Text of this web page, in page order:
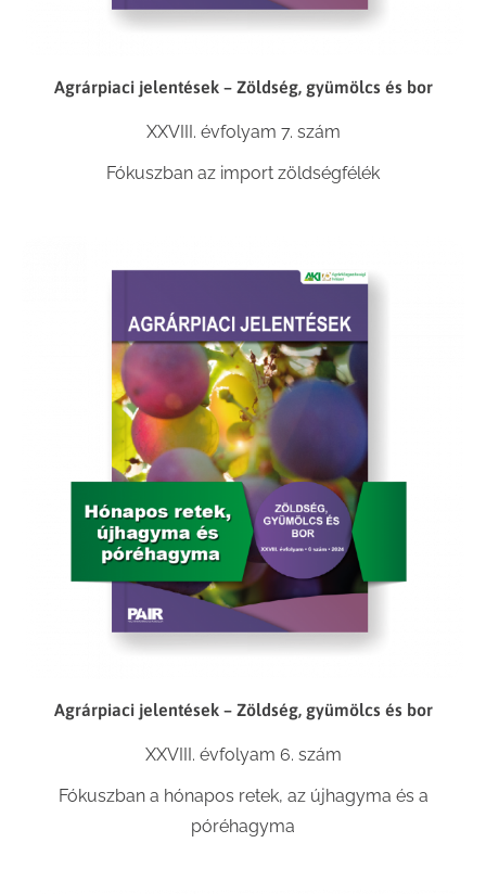
Agrárpiaci jelentések – Zöldség, gyümölcs és bor
XXVIII. évfolyam 7. szám
Fókuszban az import zöldségfélék
Agrárpiaci jelentések – Zöldség, gyümölcs és bor
XXVIII. évfolyam 6. szám
Fókuszban a hónapos retek, az újhagyma és a
póréhagyma